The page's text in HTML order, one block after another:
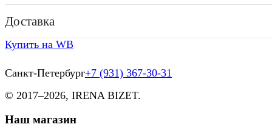
Доставка
Купить на WB
Санкт-Петербург+7 (931) 367-30-31
© 2017–2026, IRENA BIZET.
Наш магазин